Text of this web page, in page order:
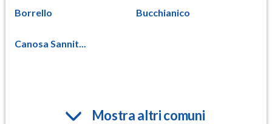
Borrello Bucchianico
Canosa Sannit...
Mostra altri comuni